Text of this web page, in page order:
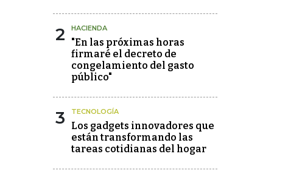
2 HACIENDA
"En las próximas horas
firmaré el decreto de
congelamiento del gasto
público"
3 TECNOLOGÍA
Los gadgets innovadores que
están transformando las
tareas cotidianas del hogar